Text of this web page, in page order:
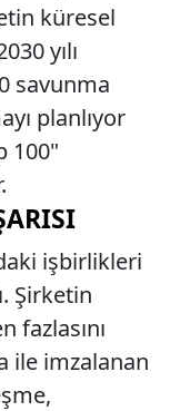
küresel
yılı
savunma
planlıyor
100"
işbirlikleri
Şirketin
fazlasını
ile imzalanan